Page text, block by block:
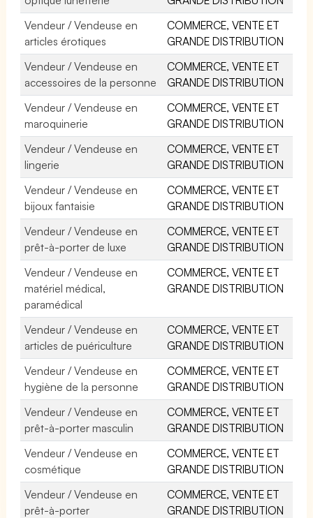
Vendeur / Vendeuse en
articles érotiques
COMMERCE, VENTE ET
GRANDE DISTRIBUTION
Vendeur / Vendeuse en
accessoires de la personne
COMMERCE, VENTE ET
GRANDE DISTRIBUTION
Vendeur / Vendeuse en
maroquinerie
COMMERCE, VENTE ET
GRANDE DISTRIBUTION
Vendeur / Vendeuse en
lingerie
COMMERCE, VENTE ET
GRANDE DISTRIBUTION
Vendeur / Vendeuse en
bijoux fantaisie
COMMERCE, VENTE ET
GRANDE DISTRIBUTION
Vendeur / Vendeuse en
prêt-à-porter de luxe
COMMERCE, VENTE ET
GRANDE DISTRIBUTION
Vendeur / Vendeuse en
matériel médical,
paramédical
COMMERCE, VENTE ET
GRANDE DISTRIBUTION
Vendeur / Vendeuse en
articles de puériculture
COMMERCE, VENTE ET
GRANDE DISTRIBUTION
Vendeur / Vendeuse en
hygiène de la personne
COMMERCE, VENTE ET
GRANDE DISTRIBUTION
Vendeur / Vendeuse en
prêt-à-porter masculin
COMMERCE, VENTE ET
GRANDE DISTRIBUTION
Vendeur / Vendeuse en
cosmétique
COMMERCE, VENTE ET
GRANDE DISTRIBUTION
Vendeur / Vendeuse en
prêt-à-porter
COMMERCE, VENTE ET
GRANDE DISTRIBUTION